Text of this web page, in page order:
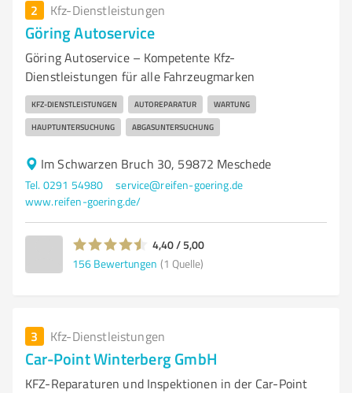
2 Kfz-Dienstleistungen
Göring Autoservice
Göring Autoservice – Kompetente Kfz-
Dienstleistungen für alle Fahrzeugmarken
KFZ-DIENSTLEISTUNGEN AUTOREPARATUR WARTUNG
HAUPTUNTERSUCHUNG ABGASUNTERSUCHUNG
Im Schwarzen Bruch 30, 59872 Meschede
Tel. 0291 54980
service@reifen-goering.de
www.reifen-goering.de/
4,40 / 5,00
156 Bewertungen (1 Quelle)
3 Kfz-Dienstleistungen
Car-Point Winterberg GmbH
KFZ-Reparaturen und Inspektionen in der Car-Point